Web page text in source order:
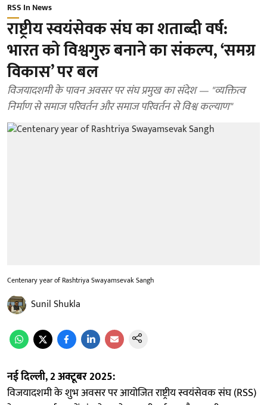
RSS In News
राष्ट्रीय स्वयंसेवक संघ का शताब्दी वर्ष:
भारत को विश्वगुरु बनाने का संकल्प, ‘समग्र
विकास’ पर बल
विजयादशमी के पावन अवसर पर संघ प्रमुख का संदेश — "व्यक्तित्व
निर्माण से समाज परिवर्तन और समाज परिवर्तन से विश्व कल्याण"
Centenary year of Rashtriya Swayamsevak Sangh
Sunil Shukla
नई दिल्ली, 2 अक्टूबर 2025:
विजयादशमी के शुभ अवसर पर आयोजित राष्ट्रीय स्वयंसेवक संघ (RSS)